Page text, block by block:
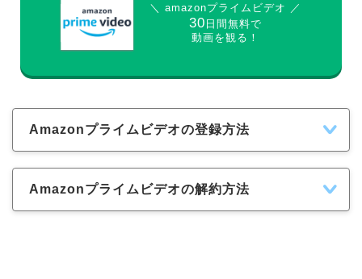
＼ amazonプライムビデオ ／
30 日間無料で
動画を観る！
Amazonプライムビデオの登録方法
Amazonプライムビデオの解約方法